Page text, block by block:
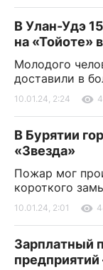
В Улан-Удэ
на «Тойоте»
Молодого
доставили в
10.01.24, 2:24
В Бурятии
«Звезда»
Пожар мог
короткого
10.01.24, 2:01
Зарплатный
предприятий